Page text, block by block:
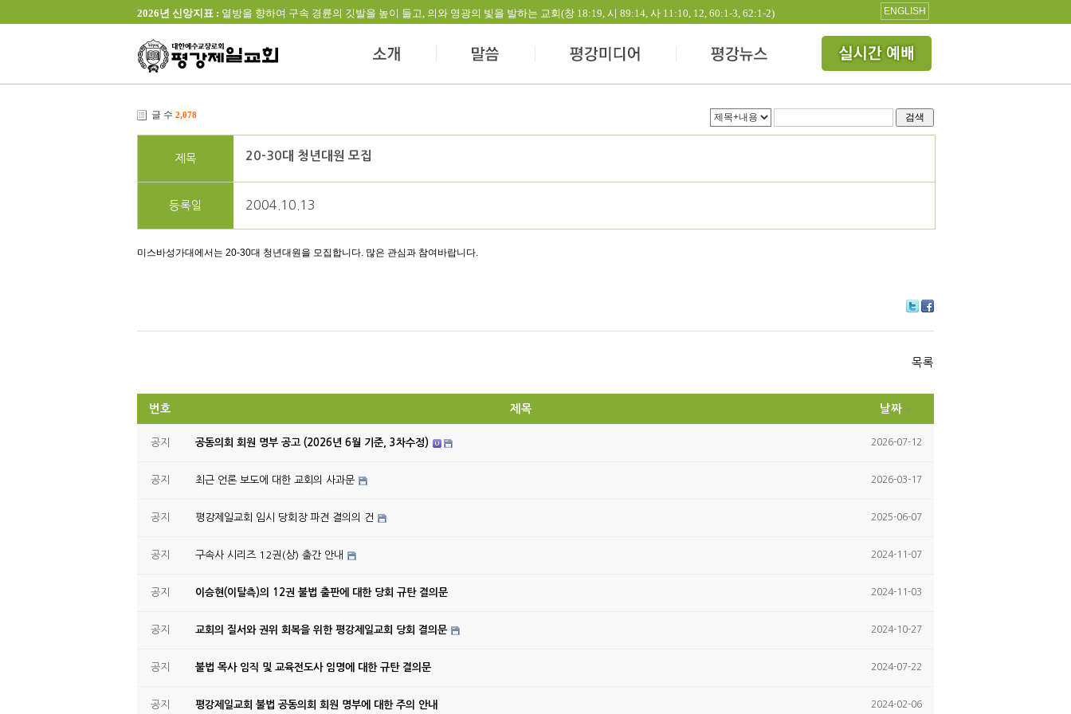
2026년 신앙지표 : 열방을 향하여 구속 경륜의 깃발을 높이 들고, 의와 영광의 빛을 발하는 교회(창 18:19, 시 89:14, 사 11:10, 12, 60:1-3, 62:1-2) ENGLISH
글 수 2,078 검색
제목 20-30대 청년대원 모집
등록일 2004.10.13
미스바성가대에서는 20-30대 청년대원을 모집합니다. 많은 관심과 참여바랍니다.
itte ce
ok
목록
번호 제목 날짜
공지 공동의회 회원 명부 공고 (2026년 6월 기준, 3차수정) 2026-07-12
공지 최근 언론 보도에 대한 교회의 사과문 2026-03-17
공지 평강제일교회 임시 당회장 파견 결의의 건 2025-06-07
공지 구속사 시리즈 12권(상) 출간 안내 2024-11-07
공지 이승현(이탈측)의 12권 불법 출판에 대한 당회 규탄 결의문 2024-11-03
공지 교회의 질서와 권위 회복을 위한 평강제일교회 당회 결의문 2024-10-27
공지 불법 목사 임직 및 교육전도사 임명에 대한 규탄 결의문 2024-07-22
공지 평강제일교회 불법 공동의회 회원 명부에 대한 주의 안내 2024-02-06